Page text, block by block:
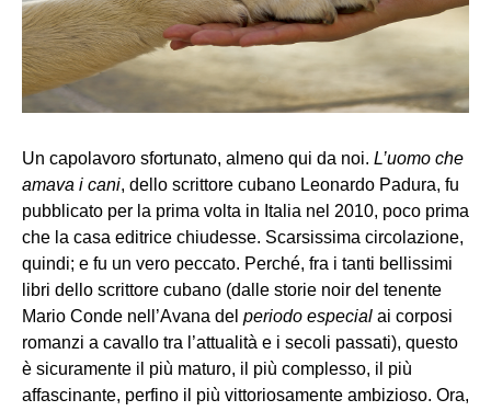
Un capolavoro sfortunato, almeno qui da noi. L’uomo che
amava i cani, dello scrittore cubano Leonardo Padura, fu
pubblicato per la prima volta in Italia nel 2010, poco prima
che la casa editrice chiudesse. Scarsissima circolazione,
quindi; e fu un vero peccato. Perché, fra i tanti bellissimi
libri dello scrittore cubano (dalle storie noir del tenente
Mario Conde nell’Avana del periodo especial ai corposi
romanzi a cavallo tra l’attualità e i secoli passati), questo
è sicuramente il più maturo, il più complesso, il più
affascinante, perfino il più vittoriosamente ambizioso. Ora,